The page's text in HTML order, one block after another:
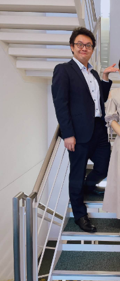
☆バファリンの半分は、優
☆迷惑系YouTuberは、人
ょう。
☆乾燥剤は、絶対に食べな
＜ワンワンニャン
◎ワカメをたくさん食べ
じゃありません。
◎携帯をいくら振っても、
◎お賽銭を多く入れたから
◎流れ星に3回願い事を言
◎ちょっとやそっとじゃ大
◎左ハンドルは、日本では
◎宝くじは、買わないと
◎小の方で大はしないで下
◎車に乗りたいなら、ま
◎ギャルになりたいなら、
ムだと感じますか？
龍世「まずメリハリがしっ
ハムにメリハリがないとい
る時はやる。オフの時は
受け継いでいるものでは
ているので、しっかりと
は思います」
――その雰囲気は体に合っ
龍世「そうですね。僕は
オンにするのが苦手で、
で。でも周りがやるぞとな
るじゃないですか。なの
と思います」
――日本ハムでは新庄監督
監督との出会いは野球人